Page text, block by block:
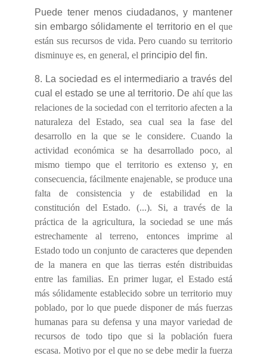
Puede tener menos ciudadanos, y mantener
sin embargo sólidamente el territorio en el que
están sus recursos de vida. Pero cuando su territorio
disminuye es, en general, el principio del fin.
8. La sociedad es el intermediario a través del
cual el estado se une al territorio. De ahí que las
relaciones de la sociedad con el territorio afecten a la
naturaleza del Estado, sea cual sea la fase del
desarrollo en la que se le considere. Cuando la
actividad económica se ha desarrollado poco, al
mismo tiempo que el territorio es extenso y, en
consecuencia, fácilmente enajenable, se produce una
falta de consistencia y de estabilidad en la
constitución del Estado. (...). Si, a través de la
práctica de la agricultura, la sociedad se une más
estrechamente al terreno, entonces imprime al
Estado todo un conjunto de caracteres que dependen
de la manera en que las tierras estén distribuidas
entre las familias. En primer lugar, el Estado está
más sólidamente establecido sobre un territorio muy
poblado, por lo que puede disponer de más fuerzas
humanas para su defensa y una mayor variedad de
recursos de todo tipo que si la población fuera
escasa. Motivo por el que no se debe medir la fuerza